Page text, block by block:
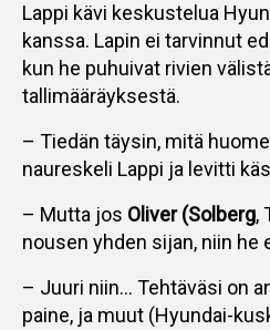
Lappi kävi keskustelua
kanssa. Lapin ei tarvinnut
kun he puhuivat rivien
tallimääräyksestä.
– Tiedän täysin, mitä
naureskeli Lappi ja levitti
– Mutta jos Oliver (Solberg,
nousen yhden sijan, niin he
– Juuri niin… Tehtäväsi on
paine, ja muut (Hyundai-